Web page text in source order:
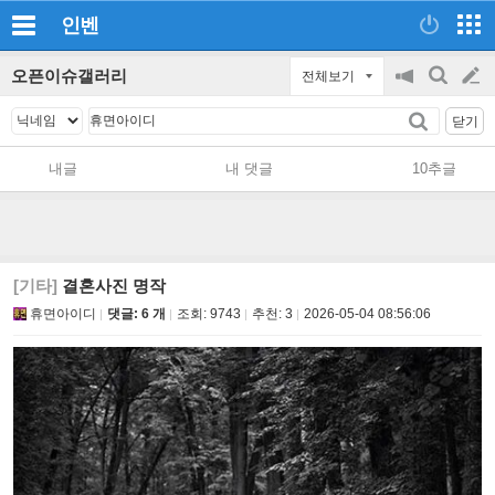
인벤
오픈이슈갤러리 전체보기
공
지
on/off
검
글
쓰
닫기
내글 내 댓글 10추글
[기타] 결혼사진 명작
휴면아이디 댓글: 6 개 조회: 9743 추천: 3 2026-05-04 08:56:06